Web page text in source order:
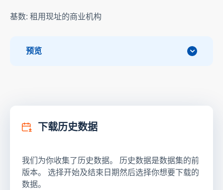
基数: 租用现址的商业机构
预览
下载历史数据
我们为你收集了历史数据。 历史数据是数据集的前
版本。 选择开始及结束日期然后选择你想要下载的
数据。